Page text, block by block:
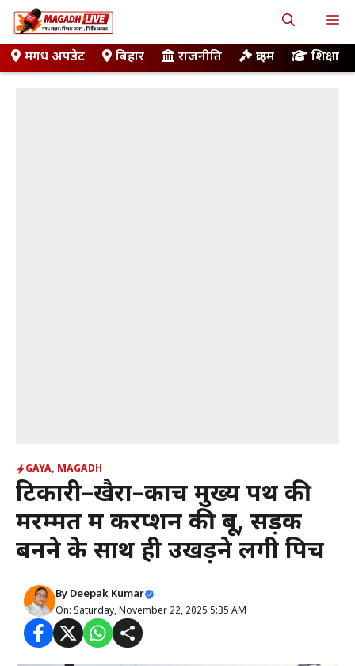
Skip
to
contentमगध अपडेट बिहार राजनीति क्राइम शिक्षा
GAYA, MAGADH
टिकारी–खैरा–कोंच मुख्य पथ की
मरम्मत में करप्शन की बू, सड़क
बनने के साथ ही उखड़ने लगी पिच
By Deepak Kumar
On: Saturday, November 22, 2025 5:35 AM